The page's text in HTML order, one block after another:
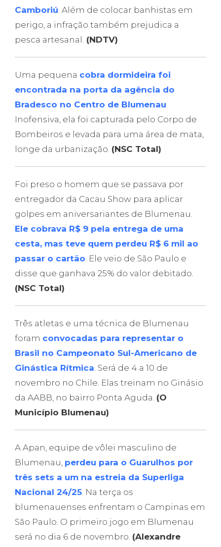
Camboriú. Além de colocar banhistas em
perigo, a infração também prejudica a
pesca artesanal. (NDTV)
Uma pequena cobra dormideira foi
encontrada na porta da agência do
Bradesco no Centro de Blumenau.
Inofensiva, ela foi capturada pelo Corpo de
Bombeiros e levada para uma área de mata,
longe da urbanização. (NSC Total)
Foi preso o homem que se passava por
entregador da Cacau Show para aplicar
golpes em aniversariantes de Blumenau.
Ele cobrava R$ 9 pela entrega de uma
cesta, mas teve quem perdeu R$ 6 mil ao
passar o cartão. Ele veio de São Paulo e
disse que ganhava 25% do valor debitado.
(NSC Total)
Três atletas e uma técnica de Blumenau
foram convocadas para representar o
Brasil no Campeonato Sul-Americano de
Ginástica Rítmica. Será de 4 a 10 de
novembro no Chile. Elas treinam no Ginásio
da AABB, no bairro Ponta Aguda. (O
Município Blumenau)
A Apan, equipe de vôlei masculino de
Blumenau, perdeu para o Guarulhos por
três sets a um na estreia da Superliga
Nacional 24/25. Na terça os
blumenauenses enfrentam o Campinas em
São Paulo. O primeiro jogo em Blumenau
será no dia 6 de novembro. (Alexandre